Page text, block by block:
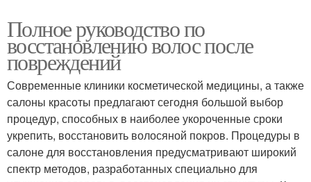
Полное руководство по
восстановлению волос после
повреждений
Современные клиники косметической медицины, а также
салоны красоты предлагают сегодня большой выбор
процедур, способных в наиболее укороченные сроки
укрепить, восстановить волосяной покров. Процедуры в
салоне для восстановления предусматривают широкий
спектр методов, разработанных специально для